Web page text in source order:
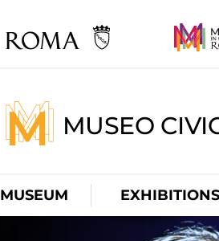
MUSEO
MUSEUM EXHIBITIONS